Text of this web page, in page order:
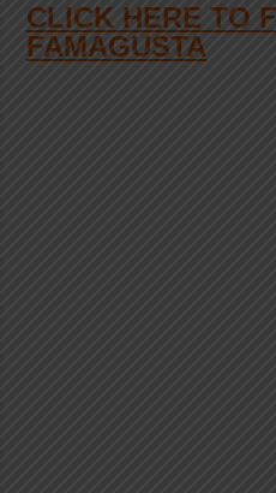
CLICK HERE TO
FAMAGUSTA